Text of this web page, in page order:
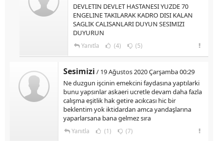
DEVLETIN DEVLET HASTANESI YUZDE 70
ENGELINE TAKILARAK KADRO DISI KALAN
SAGLIK CALISANLARI DUYUN SESIMIZI
DUYURUN
Yanıtla (4) (5)
Sesimizi / 19 Ağustos 2020 Çarşamba 00:29
Ne duzgun işcinin emekcini faydasına yaptılarki
bunu yapsınlar askaeri ucretle devam daha fazla
calışma eşitlik hak getire acıkcası hic bir
beklentim yok iktidardan amca yandaşlarına
yaparlarsana bana gelmez sıra
Yanıtla (1) (7)